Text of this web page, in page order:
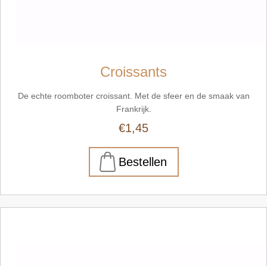
Croissants
De echte roomboter croissant. Met de sfeer en de smaak van
Frankrijk.
€1,45